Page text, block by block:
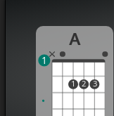
A
1 2 3
1